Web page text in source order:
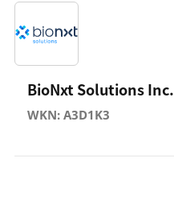
BioNxt Solutions Inc.
WKN: A3D1K3